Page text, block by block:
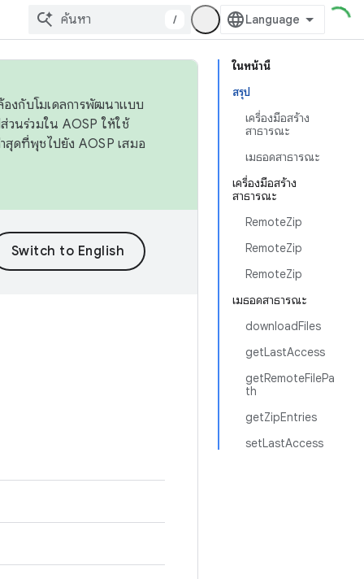
/
ในหน้านี้
สรุป
เครื่องมือสร้าง
สาธารณะ
เมธอดสาธารณะ
เครื่องมือสร้าง
สาธารณะ
RemoteZip
RemoteZip
RemoteZip
เมธอดสาธารณะ
downloadFiles
getLastAccess
getRemoteFilePa
th
getZipEntries
setLastAccess
องกับโมเดลการพัฒนาแบบ
วนร่วมใน AOSP ให้ใช้
สุดที่พุชไปยัง AOSP เสมอ